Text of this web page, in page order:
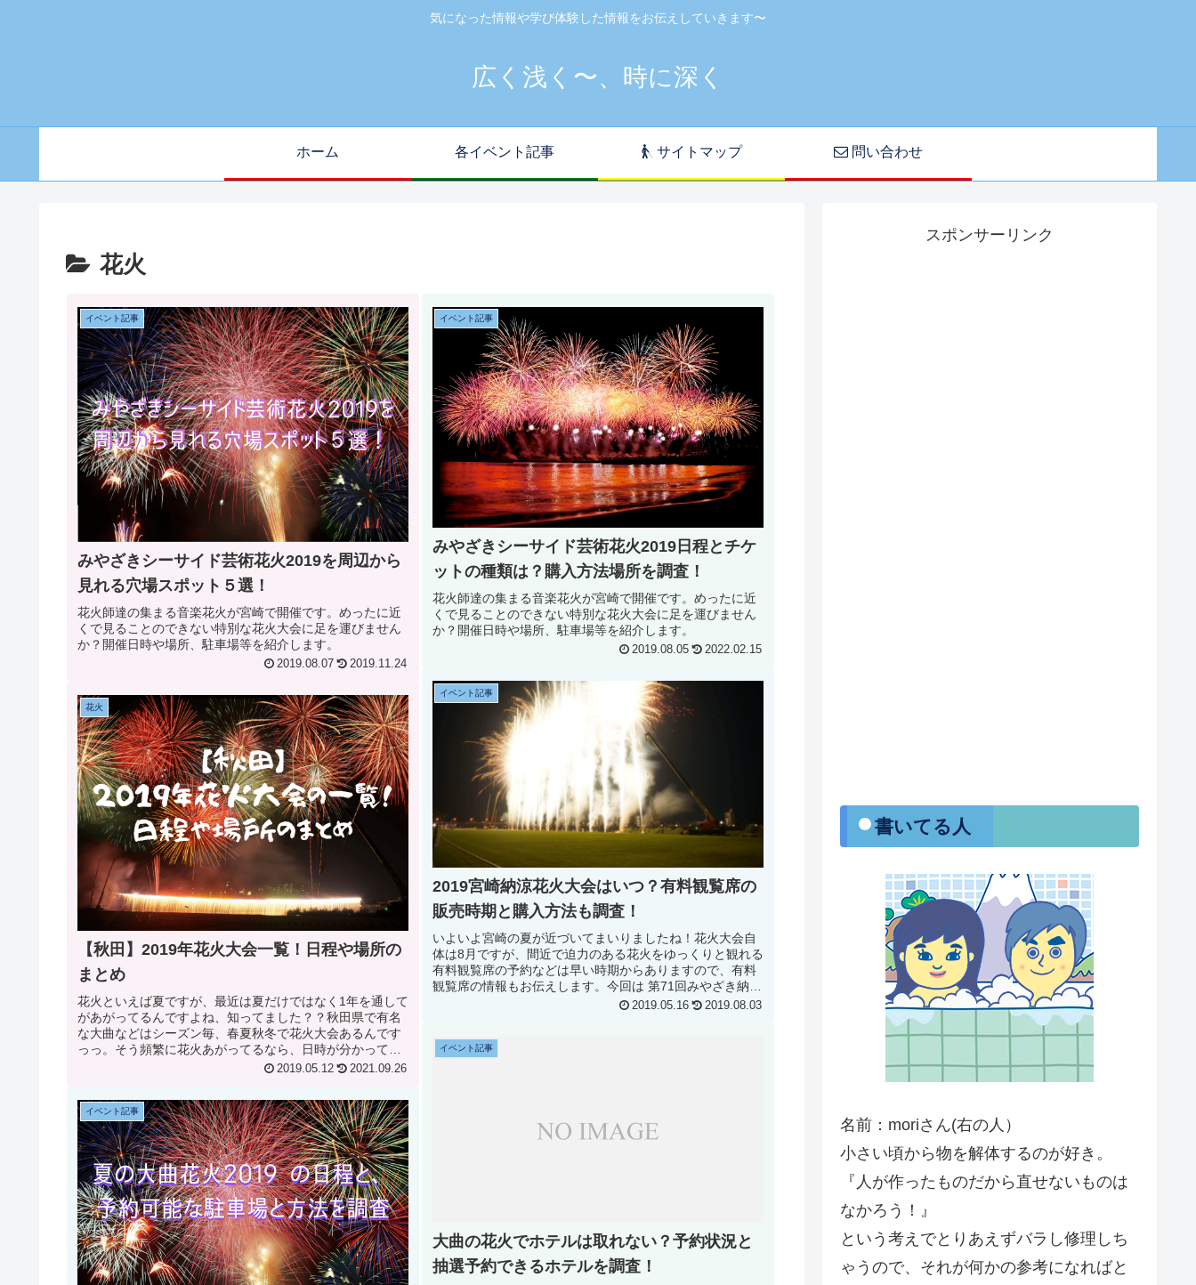
気になった情報や学び体験した情報をお伝えしていきます〜
広く浅く〜、時に深く
ホーム 各イベント記事 サイトマップ 問い合わせ
花火
イベント記事
みやざきシーサイド芸術花火2019を周辺から
見れる穴場スポット５選！
花火師達の集まる音楽花火が宮崎で開催です。めったに近
くで見ることのできない特別な花火大会に足を運びません
か？開催日時や場所、駐車場等を紹介します。
2019.08.07 2019.11.24
イベント記事
みやざきシーサイド芸術花火2019日程とチケ
ットの種類は？購入方法場所を調査！
花火師達の集まる音楽花火が宮崎で開催です。めったに近
くで見ることのできない特別な花火大会に足を運びません
か？開催日時や場所、駐車場等を紹介します。
2019.08.05 2022.02.15
イベント記事
2019宮崎納涼花火大会はいつ？有料観覧席の
販売時期と購入方法も調査！
いよいよ宮崎の夏が近づいてまいりましたね！花火大会自
体は8月ですが、間近で迫力のある花火をゆっくりと観れる
有料観覧席の予約などは早い時期からありますので、有料
観覧席の情報もお伝えします。今回は 第71回みやざき納涼
2019.05.16 2019.08.03
花火
【秋田】2019年花火大会一覧！日程や場所の
まとめ
花火といえば夏ですが、最近は夏だけではなく1年を通して
があがってるんですよね、知ってました？？秋田県で有名
な大曲などはシーズン毎、春夏秋冬で花火大会あるんです
っっ。そう頻繁に花火あがってるなら、日時が分かってて
行けるんであれば間近で見てみた... 2019.05.12 2021.09.26
イベント記事
大曲の花火でホテルは取れない？予約状況と
抽選予約できるホテルを調査！
イベント記事
スポンサーリンク
・書いてる人
名前：moriさん(右の人）
小さい頃から物を解体するのが好き。
『人が作ったものだから直せないものは
なかろう！』
という考えでとりあえずバラし修理しち
ゃうので、それが何かの参考になればと